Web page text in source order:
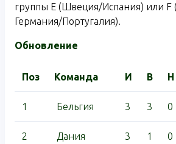
группы E (Швеция/Испания) или
Германия/Португалия).
Обновление
Поз Команда И В Н
1 Бельгия 3 3 0
2 Дания 3 1 0